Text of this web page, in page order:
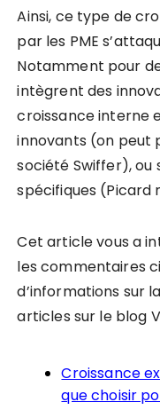
Ainsi, ce type de
par les PME
Notamment pour
intègrent des
croissance interne
innovants (on peut
société Swiffer), ou
spécifiques
Cet article vous a
les commentaires
d’informations sur
articles sur le blog
Croissance
que choisir